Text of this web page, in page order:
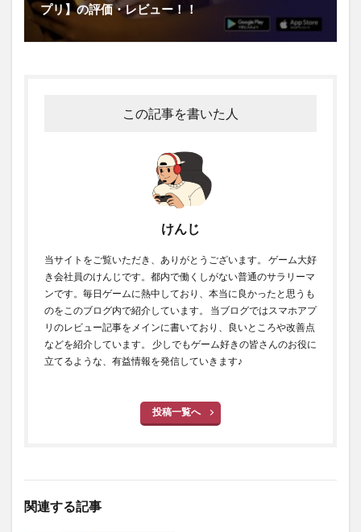
プリ】の評価・レビュー！！
この記事を書いた人
けんじ
当サイトをご覧いただき、ありがとうございます。 ゲーム大好
き会社員のけんじです。都内で働くしがない普通のサラリーマ
ンです。毎日ゲームに熱中しており、本当に良かったと思うも
のをこのブログ内で紹介しています。 当ブログではスマホアプ
リのレビュー記事をメインに書いており、良いところや改善点
などを紹介しています。 少しでもゲーム好きの皆さんのお役に
立てるような、有益情報を発信していきます♪
投稿一覧へ
関連する記事